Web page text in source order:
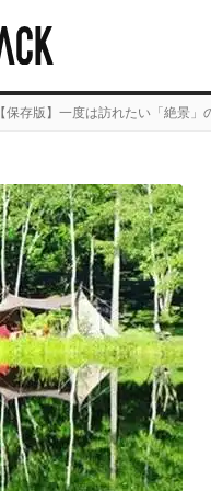
【保存版】一度は訪れたい「絶景